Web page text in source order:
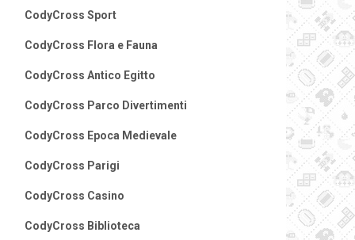
CodyCross Sport
CodyCross Flora e Fauna
CodyCross Antico Egitto
CodyCross Parco Divertimenti
CodyCross Epoca Medievale
CodyCross Parigi
CodyCross Casino
CodyCross Biblioteca